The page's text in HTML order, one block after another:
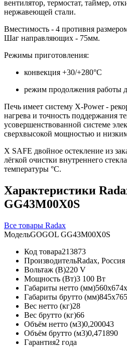
вентилятор, термостат, таймер,
нержавеющей стали.
Вместимость - 4 противня
Шаг направляющих - 75мм.
Режимы приготовления:
конвекция +30/+280°С
режим продолжения работы
Печь имеет систему Х-Power -
нагрева и точность поддержания
усовершенствованной системе
сверхвысокой мощностью и
X SAFE двойное остекление из
лёгкой очистки внутреннего
температуры °C.
Характеристики
GG43M00X0S
Все товары Radax
МодельGOGOL GG43M00X0S
Код товара213873
ПроизводительRadax, Россия
Вольтаж (В)220 V
Мощность (Вт)3 100 Вт
Габариты нетто (мм)
Габариты брутто (мм)
Вес нетто (кг)28
Вес брутто (кг)66
Объём нетто (м3)0,200043
Объём брутто (м3)0,471890
Гарантия2 года